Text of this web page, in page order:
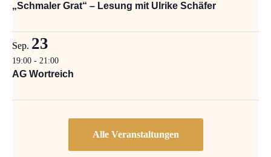
„Schmaler Grat“ – Lesung mit Ulrike Schäfer
Sep. 23
19:00 - 21:00
AG Wortreich